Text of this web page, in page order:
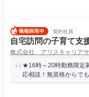
契約社員
自宅訪問の子育て支
株式会社 アリスキャリア
★16時～20時勤務限定
応相談！無資格からで